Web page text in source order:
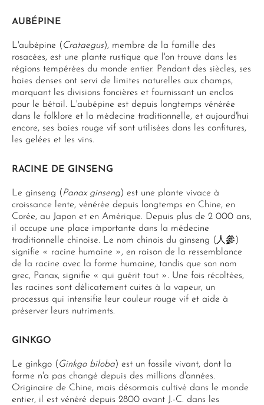
AUBÉPINE
L'aubépine ( Crataegus), membre de la famille des
rosacées, est une plante rustique que l'on trouve dans les
régions tempérées du monde entier. Pendant des siècles, ses
haies denses ont servi de limites naturelles aux champs,
marquant les divisions foncières et fournissant un enclos
pour le bétail. L'aubépine est depuis longtemps vénérée
dans le folklore et la médecine traditionnelle, et aujourd'hui
encore, ses baies rouge vif sont utilisées dans les confitures,
les gelées et les vins.
RACINE DE GINSENG
Le ginseng ( Panax ginseng) est une plante vivace à
croissance lente, vénérée depuis longtemps en Chine, en
Corée, au Japon et en Amérique. Depuis plus de 2 000 ans,
il occupe une place importante dans la médecine
traditionnelle chinoise. Le nom chinois du ginseng (人參)
signifie « racine humaine », en raison de la ressemblance
de la racine avec la forme humaine, tandis que son nom
grec, Panax, signifie « qui guérit tout ». Une fois récoltées,
les racines sont délicatement cuites à la vapeur, un
processus qui intensifie leur couleur rouge vif et aide à
préserver leurs nutriments.
GINKGO
Le ginkgo ( Ginkgo biloba) est un fossile vivant, dont la
forme n'a pas changé depuis des millions d'années.
Originaire de Chine, mais désormais cultivé dans le monde
entier, il est vénéré depuis 2800 avant J.-C. dans les